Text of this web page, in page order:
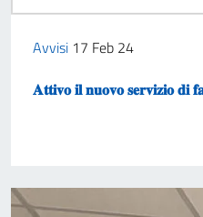
Avvisi 17 Feb 24
𝐀𝐭𝐭𝐢𝐯𝐨 𝐢𝐥 𝐧𝐮𝐨𝐯𝐨 𝐬𝐞𝐫𝐯𝐢𝐳𝐢𝐨 𝐝𝐢